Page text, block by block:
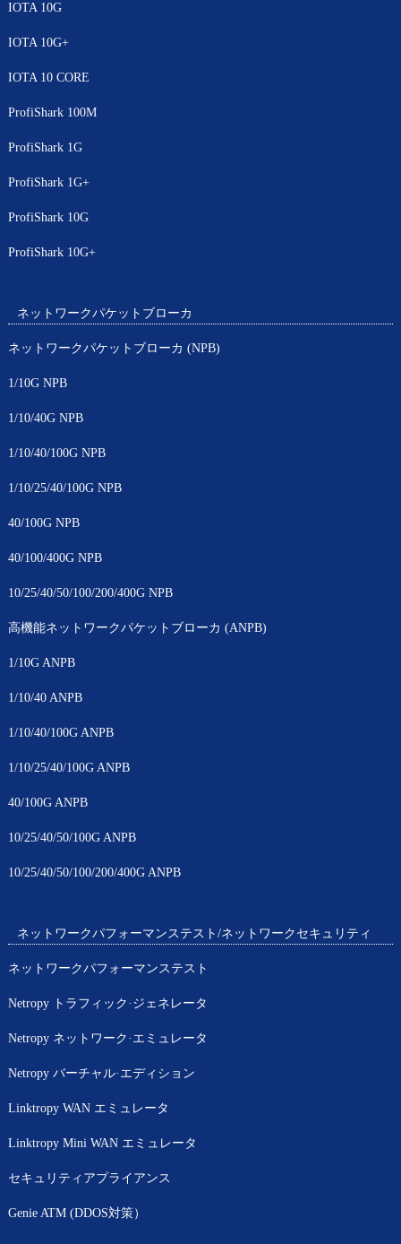
IOTA 10G
IOTA 10G+
IOTA 10 CORE
ProfiShark 100M
ProfiShark 1G
ProfiShark 1G+
ProfiShark 10G
ProfiShark 10G+
ネットワークパケットブローカ
ネットワークパケットブローカ (NPB)
1/10G NPB
1/10/40G NPB
1/10/40/100G NPB
1/10/25/40/100G NPB
40/100G NPB
40/100/400G NPB
10/25/40/50/100/200/400G NPB
高機能ネットワークパケットブローカ (ANPB)
1/10G ANPB
1/10/40 ANPB
1/10/40/100G ANPB
1/10/25/40/100G ANPB
40/100G ANPB
10/25/40/50/100G ANPB
10/25/40/50/100/200/400G ANPB
ネットワークパフォーマンステスト/ネットワークセキュリティ
ネットワークパフォーマンステスト
Netropy トラフィック·ジェネレータ
Netropy ネットワーク·エミュレータ
Netropy バーチャル·エディション
Linktropy WAN エミュレータ
Linktropy Mini WAN エミュレータ
セキュリティアプライアンス
Genie ATM (DDOS対策）